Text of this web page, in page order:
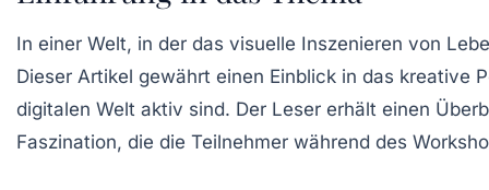
In einer Welt, in der das visuelle Inszenieren von
Dieser Artikel gewährt einen Einblick in das kreative
digitalen Welt aktiv sind. Der Leser erhält einen
Faszination, die die Teilnehmer während des